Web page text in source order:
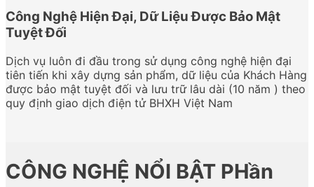
Công Nghệ Hiện Đại, Dữ Liệu Được Bảo Mật
Tuyệt Đối
Dịch vụ luôn đi đầu trong sử dụng công nghệ hiện đại
tiên tiến khi xây dựng sản phẩm, dữ liệu của Khách Hàng
được bảo mật tuyệt đối và lưu trữ lâu dài (10 năm ) theo
quy định giao dịch điện tử BHXH Việt Nam
CÔNG NGHỆ NỔI BẬT PHần